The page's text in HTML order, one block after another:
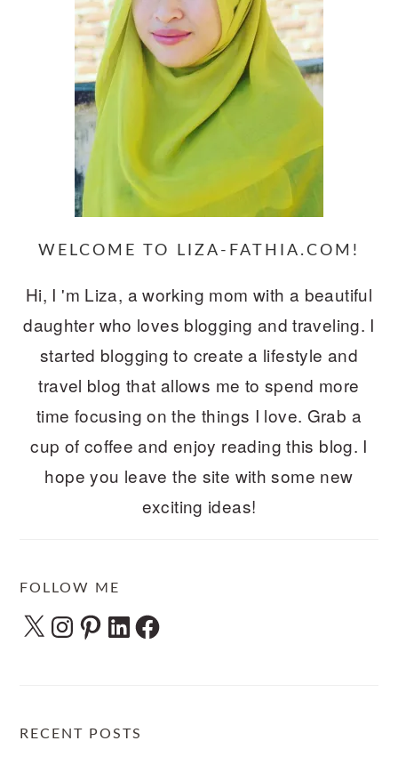
WELCOME TO LIZA-FATHIA.COM!
Hi, I 'm Liza, a working mom with a beautiful
daughter who loves blogging and traveling. I
started blogging to create a lifestyle and
travel blog that allows me to spend more
time focusing on the things I love. Grab a
cup of coffee and enjoy reading this blog. I
hope you leave the site with some new
exciting ideas!
FOLLOW ME
X Instagram
Pinterest
LinkedInFacebook
RECENT POSTS